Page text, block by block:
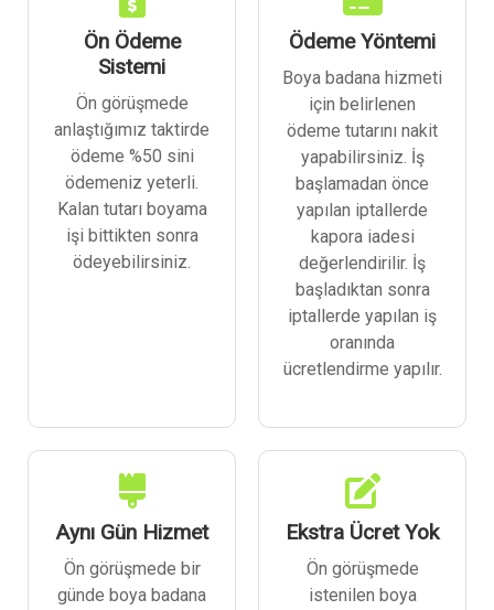
Ön Ödeme
Sistemi
Ön görüşmede
anlaştığımız taktirde
ödeme %50 sini
ödemeniz yeterli.
Kalan tutarı boyama
işi bittikten sonra
ödeyebilirsiniz.
Ödeme Yöntemi
Boya badana hizmeti
için belirlenen
ödeme tutarını nakit
yapabilirsiniz. İş
başlamadan önce
yapılan iptallerde
kapora iadesi
değerlendirilir. İş
başladıktan sonra
iptallerde yapılan iş
oranında
ücretlendirme yapılır.
Aynı Gün Hizmet
Ön görüşmede bir
günde boya badana
Ekstra Ücret Yok
Ön görüşmede
istenilen boya